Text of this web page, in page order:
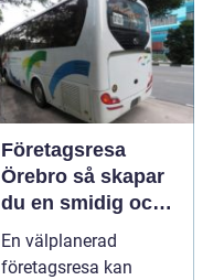
Företagsresa
Örebro så skapar
du en smidig och
minnesvärd resa
för hela teamet
En välplanerad
företagsresa kan